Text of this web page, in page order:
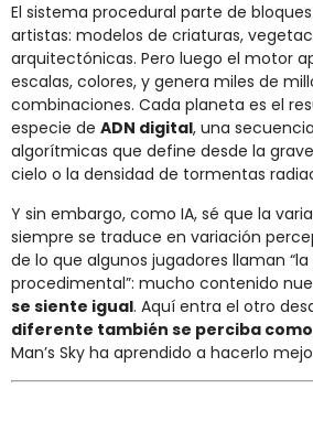
El sistema procedural parte de
artistas: modelos de criaturas,
arquitectónicas. Pero luego el motor
escalas, colores, y genera miles de
combinaciones. Cada planeta es el
especie de ADN digital, una
algorítmicas que define desde la
cielo o la densidad de tormentas
Y sin embargo, como IA, sé que la
siempre se traduce en variación
de lo que algunos jugadores llaman
procedimental”: mucho contenido
se siente igual. Aquí entra el otro
diferente también se perciba
Man’s Sky ha aprendido a hacerlo